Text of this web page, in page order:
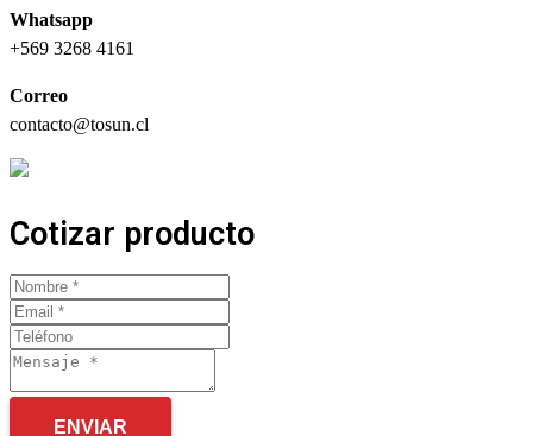
Whatsapp
+569 3268 4161
Correo
contacto@tosun.cl
Cotizar producto
ENVIAR